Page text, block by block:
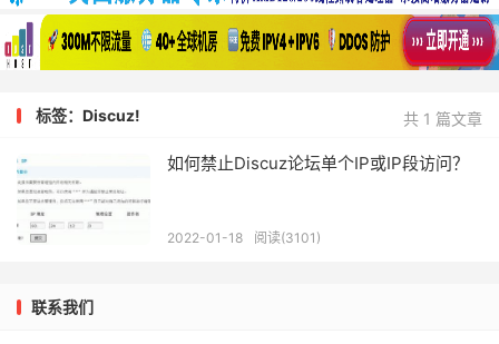
共 1 篇文章
标签：Discuz!
如何禁止Discuz论坛单个IP或IP段访问？
2022-01-18 阅读(3101)
联系我们